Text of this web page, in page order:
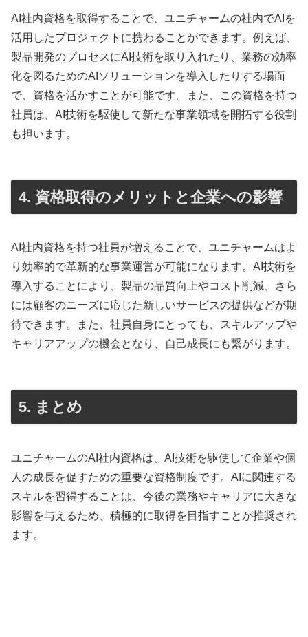
AI社内資格を取得することで、ユニチャームの社内でAIを
活用したプロジェクトに携わることができます。例えば、
製品開発のプロセスにAI技術を取り入れたり、業務の効率
化を図るためのAIソリューションを導入したりする場面
で、資格を活かすことが可能です。また、この資格を持つ
社員は、AI技術を駆使して新たな事業領域を開拓する役割
も担います。
4. 資格取得のメリットと企業への影響
AI社内資格を持つ社員が増えることで、ユニチャームはよ
り効率的で革新的な事業運営が可能になります。AI技術を
導入することにより、製品の品質向上やコスト削減、さら
には顧客のニーズに応じた新しいサービスの提供などが期
待できます。また、社員自身にとっても、スキルアップや
キャリアアップの機会となり、自己成長にも繋がります。
5. まとめ
ユニチャームのAI社内資格は、AI技術を駆使して企業や個
人の成長を促すための重要な資格制度です。AIに関連する
スキルを習得することは、今後の業務やキャリアに大きな
影響を与えるため、積極的に取得を目指すことが推奨され
ます。